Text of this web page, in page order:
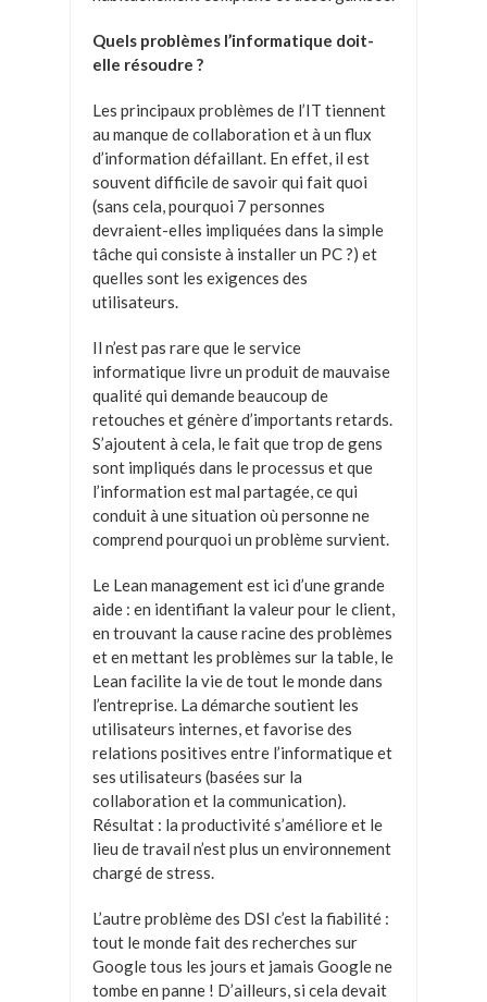
Quels problèmes l’informatique doit-
elle résoudre ?
Les principaux problèmes de l’IT tiennent
au manque de collaboration et à un flux
d’information défaillant. En effet, il est
souvent difficile de savoir qui fait quoi
(sans cela, pourquoi 7 personnes
devraient-elles impliquées dans la simple
tâche qui consiste à installer un PC ?) et
quelles sont les exigences des
utilisateurs.
Il n’est pas rare que le service
informatique livre un produit de mauvaise
qualité qui demande beaucoup de
retouches et génère d’importants retards.
S’ajoutent à cela, le fait que trop de gens
sont impliqués dans le processus et que
l’information est mal partagée, ce qui
conduit à une situation où personne ne
comprend pourquoi un problème survient.
Le Lean management est ici d’une grande
aide : en identifiant la valeur pour le client,
en trouvant la cause racine des problèmes
et en mettant les problèmes sur la table, le
Lean facilite la vie de tout le monde dans
l’entreprise. La démarche soutient les
utilisateurs internes, et favorise des
relations positives entre l’informatique et
ses utilisateurs (basées sur la
collaboration et la communication).
Résultat : la productivité s’améliore et le
lieu de travail n’est plus un environnement
chargé de stress.
L’autre problème des DSI c’est la fiabilité :
tout le monde fait des recherches sur
Google tous les jours et jamais Google ne
tombe en panne ! D’ailleurs, si cela devait